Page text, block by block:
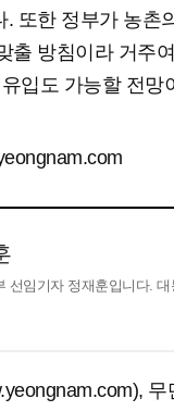
또한 정부가 농촌
출 방침이라 거주
입도 가능할 전망
선임기자 정재훈입니다.